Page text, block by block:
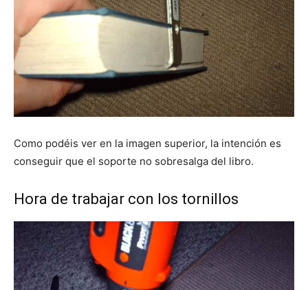
Como podéis ver en la imagen superior, la intención es
conseguir que el soporte no sobresalga del libro.
Hora de trabajar con los tornillos